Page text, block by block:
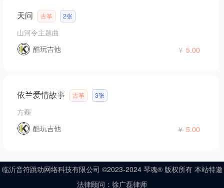
天问 古筝 2张
山河令主题曲
酷玩吉他
￥ 5.00
依兰爱情故事 古筝 3张
方磊
酷玩吉他
￥ 5.00
临沂音符跳动网络科技有限公司 ©2023-2024 琴魂® 版权所有 本站特邀
法律顾问：徐广磊律师